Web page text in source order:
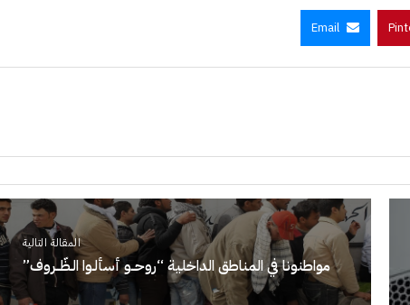
Email
المقالة التالية
مواطنونا في المناطق الداخلية “روحــو أسألـوا الـظّــروف”